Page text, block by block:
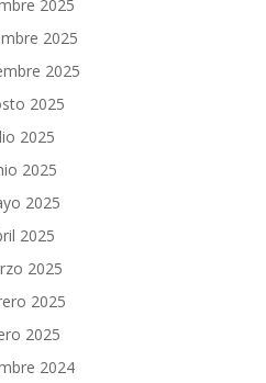
2025
2025
2025
2025
2025
2025
2025
2025
2025
2025
2025
2024